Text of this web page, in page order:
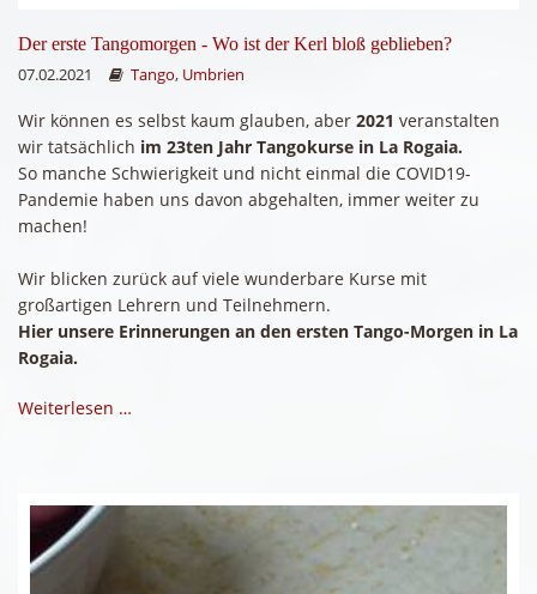
Der erste Tangomorgen - Wo ist der Kerl bloß geblieben?
07.02.2021
Tango, Umbrien
Wir können es selbst kaum glauben, aber 2021 veranstalten
wir tatsächlich im 23ten Jahr Tangokurse in La Rogaia.
So manche Schwierigkeit und nicht einmal die COVID19-
Pandemie haben uns davon abgehalten, immer weiter zu
machen!
Wir blicken zurück auf viele wunderbare Kurse mit
großartigen Lehrern und Teilnehmern.
Hier unsere Erinnerungen an den ersten Tango-Morgen in La
Rogaia.
Weiterlesen …